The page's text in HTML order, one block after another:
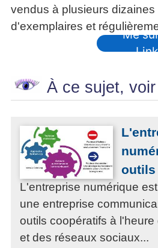
vendus à plusieurs dizaines
d'exemplaires et
Me
À ce sujet,
outils
L'entreprise numérique
une entreprise
outils coopératifs à
et des réseaux sociaux...